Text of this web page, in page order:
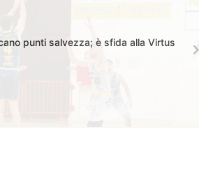
punti salvezza; è sfida alla Virtus